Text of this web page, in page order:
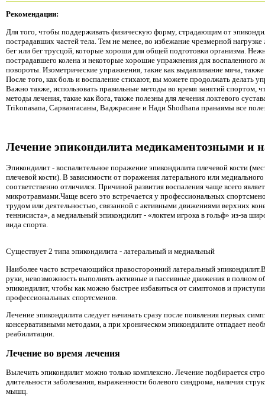
Рекомендации:
Для того, чтобы поддерживать физическую форму, страдающим от
пострадавших частей тела. Тем не менее, во избежание чрезмерной
бег или бег трусцой, которые хороши для общей подготовки организма.
пострадавшего колена и некоторые хорошие упражнения для воспаленного
повороты. Изометрические упражнения, такие как выдавливание мяча,
После того, как боль и воспаление стихают, вы можете продолжать делать
Важно также, использовать правильные методы во время занятий спортом,
методы лечения, такие как йога, также полезны для лечения локтевого
Trikonasana, Сарвангасаны, Ваджрасане и Нади Shodhana пранаямы все
Лечение эпикондилита медикаментозными и
Эпикондилит - воспалительное поражение эпикондилита плечевой кости
плечевой кости). В зависимости от поражения латерального или
соответственно отличился. Причиной развития воспаления чаще всего
микротравмами.Чаще всего это встречается у профессиональных
трудом или деятельностью, связанной с активными движениями верхних
теннисиста», а медиальный эпикондилит - «локтем игрока в гольф» из-за
вида спорта.
Существует 2 типа эпикондилита - латеральный и медиальный
Наиболее часто встречающийся правосторонний латеральный
руки, невозможность выполнять активные и пассивные движения в полном
эпикондилит, чтобы как можно быстрее избавиться от симптомов и
профессиональных спортсменов.
Лечение эпикондилита следует начинать сразу после появления первых
консервативными методами, а при хроническом эпикондилите отпадает
реабилитации.
Лечение во время лечения
Вылечить эпикондилит можно только комплексно. Лечение подбирается
длительности заболевания, выраженности болевого синдрома, наличия
мышц.